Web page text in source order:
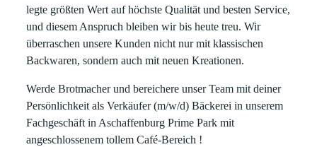
legte größten Wert auf höchste Qualität und besten Service,
und diesem Anspruch bleiben wir bis heute treu. Wir
überraschen unsere Kunden nicht nur mit klassischen
Backwaren, sondern auch mit neuen Kreationen.
Werde Brotmacher und bereichere unser Team mit deiner
Persönlichkeit alsVerkäufer (m/w/d) Bäckereiin unserem
Fachgeschäft in Aschaffenburg Prime Park mit
angeschlossenem tollem Café-Bereich !